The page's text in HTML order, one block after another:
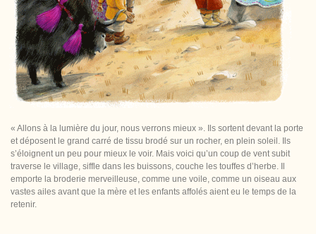
« Allons à la lumière du jour, nous verrons mieux ». Ils sortent devant la porte
et déposent le grand carré de tissu brodé sur un rocher, en plein soleil. Ils
s’éloignent un peu pour mieux le voir. Mais voici qu’un coup de vent subit
traverse le village, siffle dans les buissons, couche les touffes d’herbe. Il
emporte la broderie merveilleuse, comme une voile, comme un oiseau aux
vastes ailes avant que la mère et les enfants affolés aient eu le temps de la
retenir.